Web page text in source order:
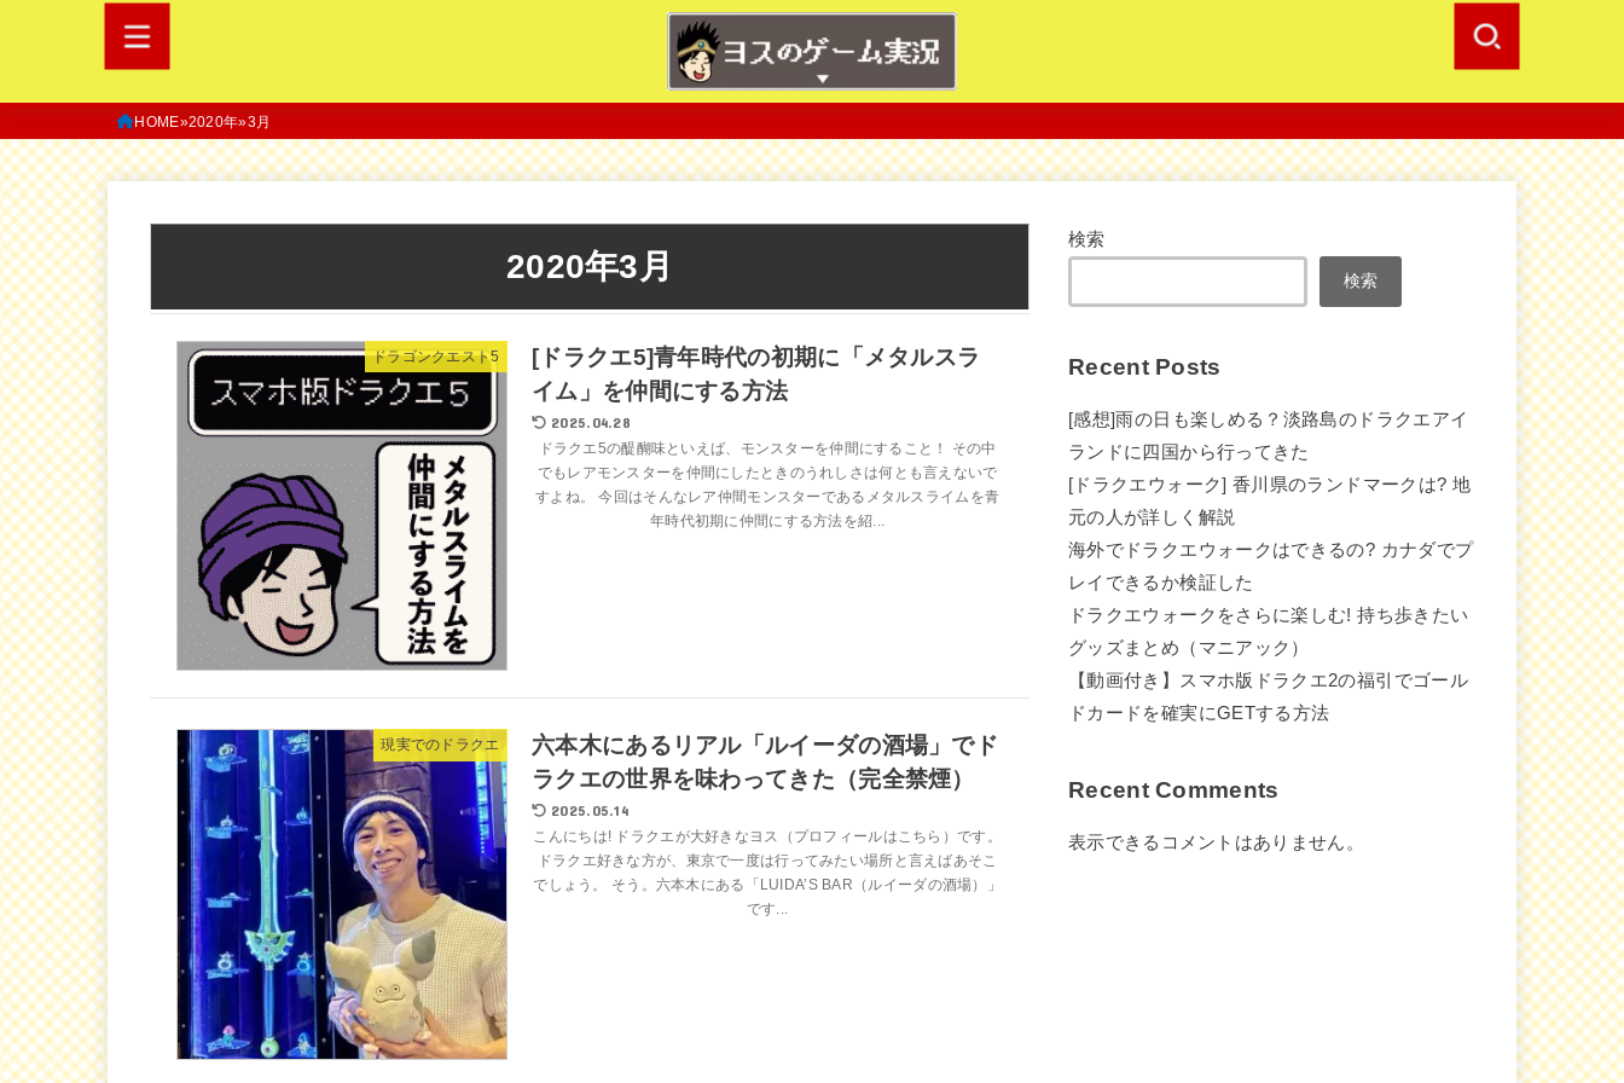
HOME 2020年 3月
2020年3月
ドラゴンクエスト5
[ドラクエ5]青年時代の初期に「メタルスラ
イム」を仲間にする方法
2025.04.28
ドラクエ5の醍醐味といえば、モンスターを仲間にすること！ その中
でもレアモンスターを仲間にしたときのうれしさは何とも言えないで
すよね。 今回はそんなレア仲間モンスターであるメタルスライムを青
年時代初期に仲間にする方法を紹...
現実でのドラクエ
六本木にあるリアル「ルイーダの酒場」でド
ラクエの世界を味わってきた（完全禁煙）
2025.05.14
こんにちは! ドラクエが大好きなヨス（プロフィールはこちら）です。
ドラクエ好きな方が、東京で一度は行ってみたい場所と言えばあそこ
でしょう。 そう。六本木にある「LUIDA’S BAR（ルイーダの酒場）」
です...
検索
検索
Recent Posts
[感想]雨の日も楽しめる？淡路島のドラクエアイ
ランドに四国から行ってきた
[ドラクエウォーク] 香川県のランドマークは? 地
元の人が詳しく解説
海外でドラクエウォークはできるの? カナダでプ
レイできるか検証した
ドラクエウォークをさらに楽しむ! 持ち歩きたい
グッズまとめ（マニアック）
【動画付き】スマホ版ドラクエ2の福引でゴール
ドカードを確実にGETする方法
Recent Comments
表示できるコメントはありません。